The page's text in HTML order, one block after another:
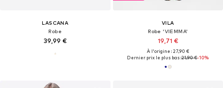
LASCANA
Robe
39,99 €
VILA
Robe 'VIEMMA'
19,71 €
À l'origine : 27,90 €
Dernier prix le plus bas :21,90 €-10%